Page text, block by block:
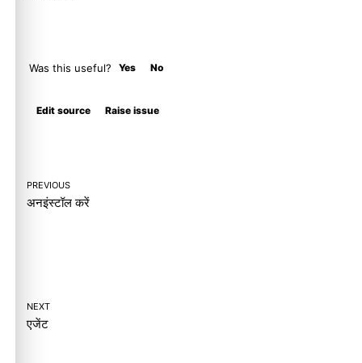
Was this useful? Yes No
Edit source Raise issue
PREVIOUS
अनइंस्टॉल करें
NEXT
एजेंट